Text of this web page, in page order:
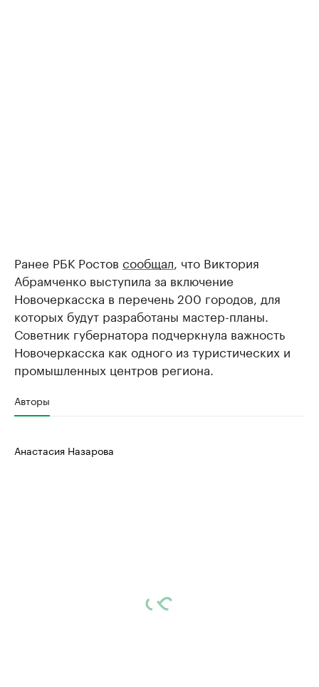
Ранее РБК Ростов сообщал , что Виктория
Абрамченко выступила за включение
Новочеркасска в перечень 200 городов, для
которых будут разработаны мастер-планы.
Советник губернатора подчеркнула важность
Новочеркасска как одного из туристических и
промышленных центров региона.
Авторы
Анастасия Назарова